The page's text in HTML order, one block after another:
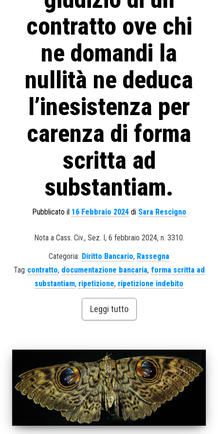
contratto ove chi
ne domandi la
nullità ne deduca
l’inesistenza per
carenza di forma
scritta ad
substantiam.
Pubblicato il 16 Febbraio 2024di Sara Rescigno
Nota a Cass. Civ., Sez. I, 6 febbraio 2024, n. 3310.
Categoria: Diritto Bancario, Rassegna
Tag contratto, documentazione bancaria, forma scritta ad
substantiam, ripetizione, ripetizione indebito
Leggi tutto